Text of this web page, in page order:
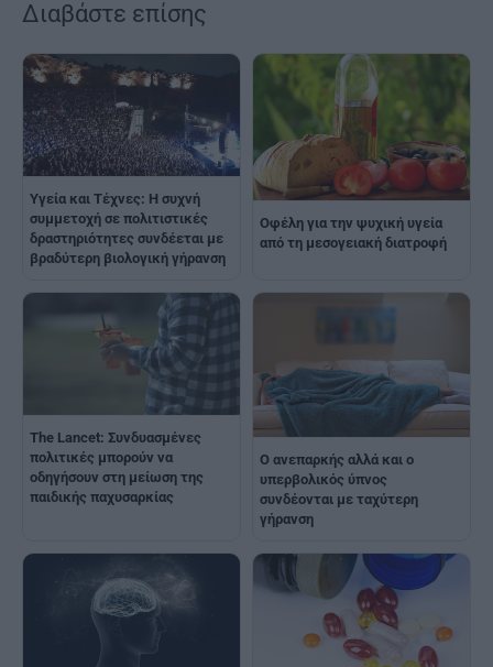
Διαβάστε επίσης
Υγεία και Τέχνες: Η συχνή
συμμετοχή σε πολιτιστικές
δραστηριότητες συνδέεται με
βραδύτερη βιολογική γήρανση
Οφέλη για την ψυχική υγεία
από τη μεσογειακή διατροφή
The Lancet: Συνδυασμένες
πολιτικές μπορούν να
οδηγήσουν στη μείωση της
παιδικής παχυσαρκίας
Ο ανεπαρκής αλλά και ο
υπερβολικός ύπνος
συνδέονται με ταχύτερη
γήρανση